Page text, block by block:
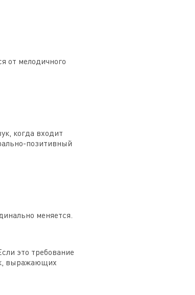
от мелодичного
когда входит
позитивный
меняется.
это требование
выражающих